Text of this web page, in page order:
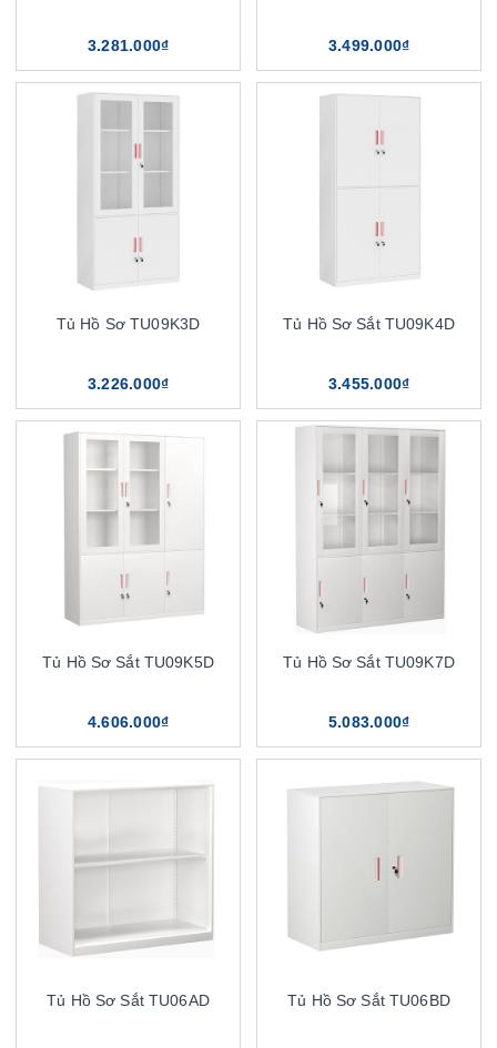
3.281.000₫ 3.499.000₫
Tủ Hồ Sơ TU09K3D
3.226.000₫
Tủ Hồ Sơ Sắt TU09K4D
3.455.000₫
Tủ Hồ Sơ Sắt TU09K5D
4.606.000₫
Tủ Hồ Sơ Sắt TU09K7D
5.083.000₫
Tủ Hồ Sơ Sắt TU06AD Tủ Hồ Sơ Sắt TU06BD